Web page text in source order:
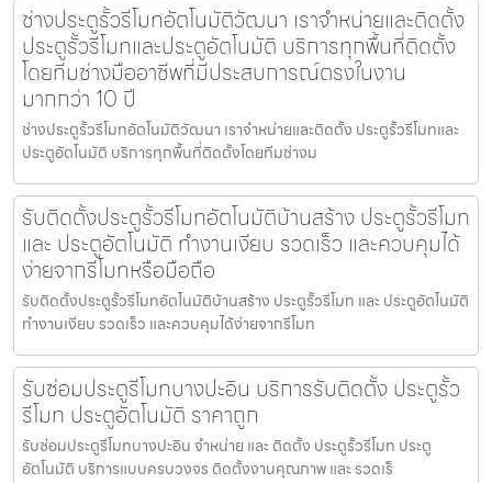
ช่างประตูรั้วรีโมทอัตโนมัติวัฒนา เราจำหน่ายและติดตั้ง
ประตูรั้วรีโมทและประตูอัตโนมัติ บริการทุกพื้นที่ติดตั้ง
โดยทีมช่างมืออาชีพที่มีประสบการณ์ตรงในงาน
มากกว่า 10 ปี
ช่างประตูรั้วรีโมทอัตโนมัติวัฒนา เราจำหน่ายและติดตั้ง ประตูรั้วรีโมทและ
ประตูอัตโนมัติ บริการทุกพื้นที่ติดตั้งโดยทีมช่างม
รับติดตั้งประตูรั้วรีโมทอัตโนมัติบ้านสร้าง ประตูรั้วรีโมท
และ ประตูอัตโนมัติ ทำงานเงียบ รวดเร็ว และควบคุมได้
ง่ายจากรีโมทหรือมือถือ
รับติดตั้งประตูรั้วรีโมทอัตโนมัติบ้านสร้าง ประตูรั้วรีโมท และ ประตูอัตโนมัติ
ทำงานเงียบ รวดเร็ว และควบคุมได้ง่ายจากรีโมท
รับซ่อมประตูรีโมทบางปะอิน บริการรับติดตั้ง ประตูรั้ว
รีโมท ประตูอัตโนมัติ ราคาถูก
รับซ่อมประตูรีโมทบางปะอิน จำหน่าย และ ติดตั้ง ประตูรั้วรีโมท ประตู
อัตโนมัติ บริการแบบครบวงจร ติดตั้งงานคุณภาพ และ รวดเร็